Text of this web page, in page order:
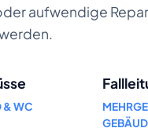
aufwendige
& WC